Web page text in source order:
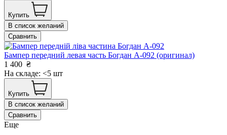
Купить
В список желаний
Сравнить
Бампер передний левая часть Богдан А-092 (оригинал)
1 400 ₴
На складе: <5 шт
Купить
В список желаний
Сравнить
Еще